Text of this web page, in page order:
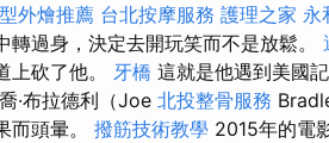
外燴推薦 台北按摩服務 護理之家 永
轉過身，決定去開玩笑而不是放鬆。
上砍了他。
牙橋 這就是他遇到美國
·布拉德利（Joe 北投整骨服務
而頭暈。 撥筋技術教學 2015年的電